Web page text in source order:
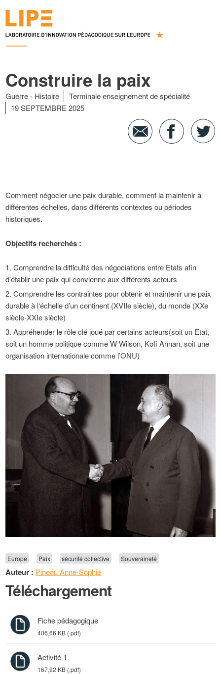
Construire la paix
Guerre Histoire
Terminale enseignement de spécialité
19 SEPTEMBRE 2025
Comment négocier une paix durable, comment la maintenir à
différentes échelles, dans différents contextes ou périodes
historiques.
Objectifs recherchés :
Comprendre la difficulté des négociations entre Etats afin
d’établir une paix qui convienne aux différents acteurs
Comprendre les contraintes pour obtenir et maintenir une paix
durable à l‘échelle d’un continent (XVIIe siècle), du monde (XXe
siècle-XXIe siècle)
Appréhender le rôle clé joué par certains acteurs(soit un Etat,
soit un homme politique comme W Wilson, Kofi Annan, soit une
organisation internationale comme l’ONU)
Europe Paix sécurité collective Souveraineté
Auteur : Pineau Anne-Sophie
Téléchargement
Fiche pédagogique
406,66 KB (.pdf)
Activité 1
167,92 KB (.pdf)